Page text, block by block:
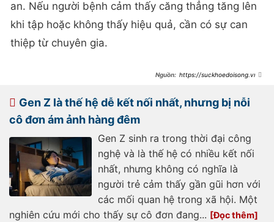
an. Nếu người bệnh cảm thấy căng thẳng tăng lên
khi tập hoặc không thấy hiệu quả, cần có sự can
thiệp từ chuyên gia.
https://suckhoedoisong.vn/b
169250111130552976.htm
Gen Z là thế hệ dễ kết nối nhất, nhưng bị nỗi
cô đơn ám ảnh hàng đêm
Gen Z sinh ra trong thời đại công
nghệ và là thế hệ có nhiều kết nối
nhất, nhưng không có nghĩa là
người trẻ cảm thấy gần gũi hơn với
các mối quan hệ trong xã hội. Một
nghiên cứu mới cho thấy sự cô đơn đang...